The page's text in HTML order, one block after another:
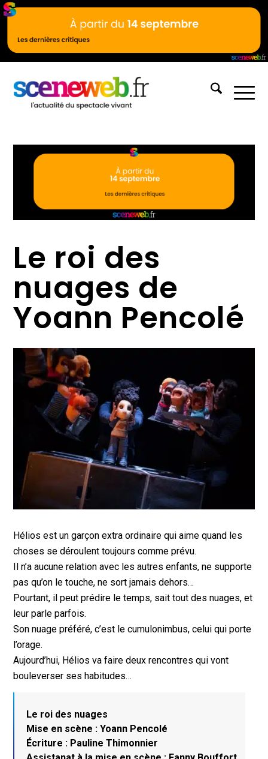
Le roi des
nuages de
Yoann Pencolé
Hélios est un garçon extra ordinaire qui aime quand les
choses se déroulent toujours comme prévu.
Il n’a aucune relation avec les autres enfants, ne supporte
pas qu’on le touche, ne sort jamais dehors…
Pourtant, il peut prédire le temps, sait tout des nuages, et
leur parle parfois.
Son nuage préféré, c’est le cumulonimbus, celui qui porte
l’orage.
Aujourd’hui, Hélios va faire deux rencontres qui vont
bouleverser ses habitudes…
Le roi des nuages
Mise en scène : Yoann Pencolé
Écriture : Pauline Thimonnier